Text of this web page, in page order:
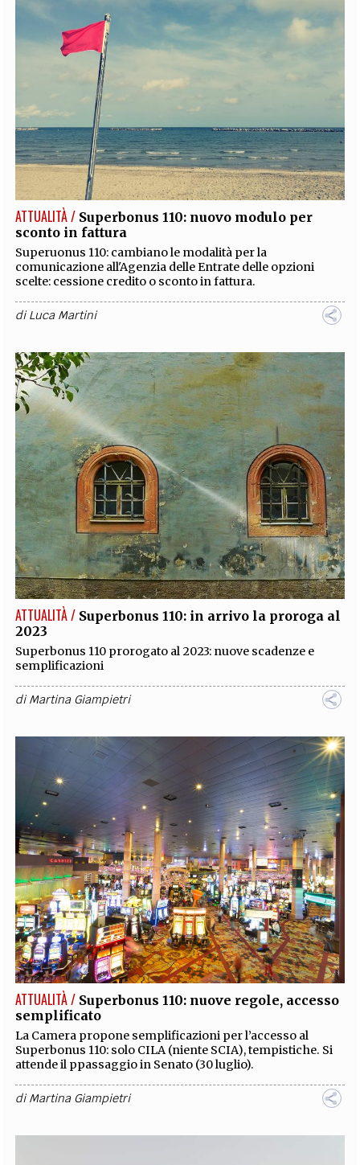
ATTUALITÀ / Superbonus 110: nuovo modulo per
sconto in fattura
Superuonus 110: cambiano le modalità per la
comunicazione all'Agenzia delle Entrate delle opzioni
scelte: cessione credito o sconto in fattura.
diLuca Martini
ATTUALITÀ / Superbonus 110: in arrivo la proroga al
2023
Superbonus 110 prorogato al 2023: nuove scadenze e
semplificazioni
diMartina Giampietri
ATTUALITÀ / Superbonus 110: nuove regole, accesso
semplificato
La Camera propone semplificazioni per l’accesso al
Superbonus 110: solo CILA (niente SCIA), tempistiche. Si
attende il ppassaggio in Senato (30 luglio).
diMartina Giampietri